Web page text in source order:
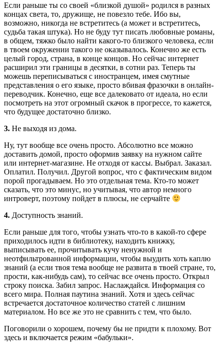
Если раньше ты со своей «близкой душой» родился в разных
концах света, то, дружище, не повезло тебе. Ибо вы,
возможно, никогда не встретитесь (а может и встретитесь,
судьба такая штука). Но не буду тут писать любовные романы,
в общем, тяжко было найти какого-то близкого человека, если
в твоем окружении такого не оказывалось. Конечно же есть
целый город, страна, в конце концов. Но сейчас интернет
расширил эти границы в десятки, в сотни раз. Теперь ты
можешь переписываться с иностранцем, имея смутные
представления о его языке, просто вбивая фразочки в онлайн-
переводчик. Конечно, еще все далековато от идеала, но если
посмотреть на этот огромный скачок в прогрессе, то кажется,
что будущее достаточно близко.
3. Не выходя из дома.
Ну, тут вообще все очень просто. Абсолютно все можно
доставить домой, просто оформив заявку на нужном сайте
или интернет-магазине. Не отходя от кассы. Выбрал. Заказал.
Оплатил. Получил. Другой вопрос, что с фактическим видом
порой прогадываем. Но это отдельная тема. Кто-то может
сказать, что это минус, но учитывая, что автор немного
интроверт, поэтому пойдет в плюсы, не серчайте
4. Доступность знаний.
Если раньше для того, чтобы узнать что-то в какой-то сфере
приходилось идти в библиотеку, находить книжку,
выписывать ее, прочитывать кучу ненужной и
неотфильтрованной информации, чтобы выудить хоть каплю
знаний (а если твоя тема вообще не развита в твоей стране, то,
прости, как-нибудь сам), то сейчас все очень просто. Открыл
строку поиска. Забил запрос. Наслаждайся. Информация со
всего мира. Полная паутина знаний. Хотя и здесь сейчас
встречается достаточное количество статей с лишним
материалом. Но все же это не сравнить с тем, что было.
Поговорили о хорошем, почему бы не придти к плохому. Вот
здесь и включается режим «бабульки».